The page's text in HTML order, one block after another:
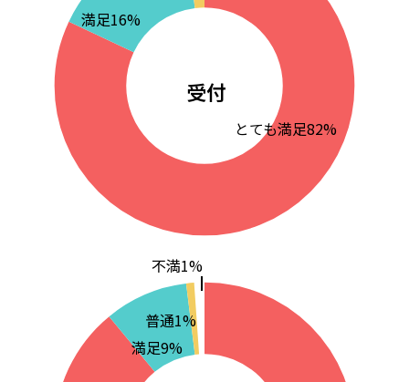
受付
とても満足82%
満足16%
満足9%
普通1%
不満1%